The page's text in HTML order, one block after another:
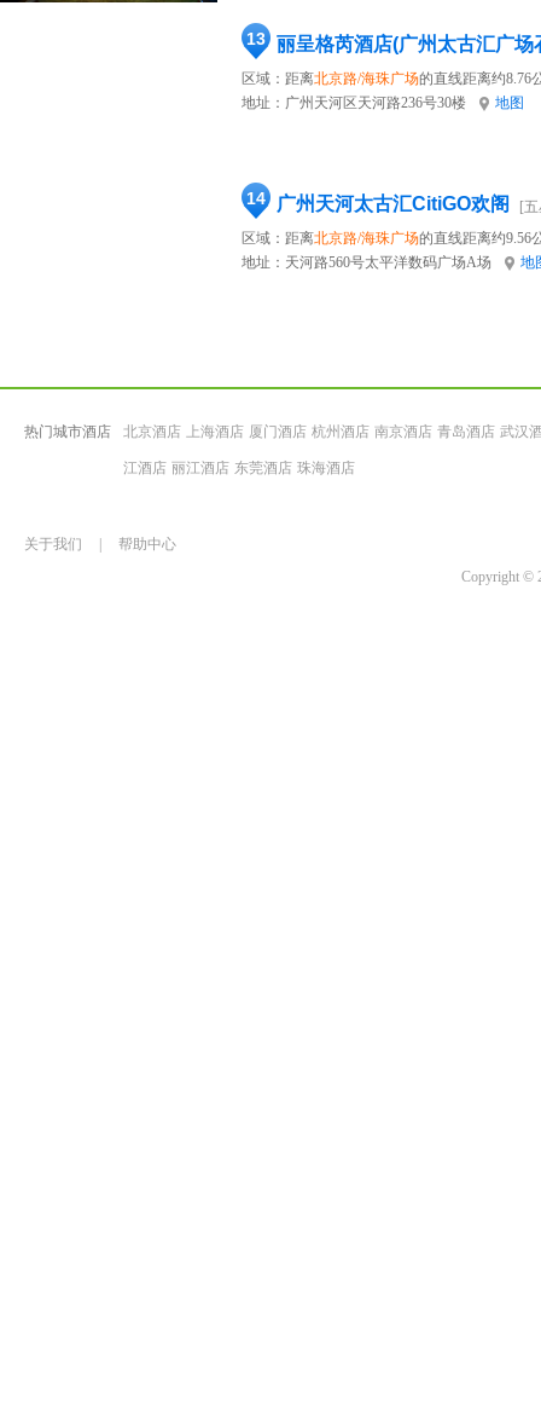
13 丽呈格芮酒店(广州太古汇广场
区域：距离北京路/海珠广场的直线距离约8.76
地址： 广州天河区天河路236号30楼 地图
14 广州天河太古汇CitiGO欢阁
[
区域：距离北京路/海珠广场的直线距离约9.56
地址： 天河路560号太平洋数码广场A场 地
热门城市酒店 北京酒店 上海酒店 厦门酒店 杭州酒店 南京酒店 青岛酒店 武汉
江酒店 丽江酒店 东莞酒店 珠海酒店
关于我们
帮助中心
Copyright ©